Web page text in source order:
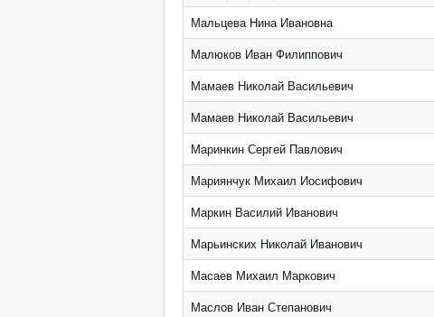
Мальцева Нина Ивановна
Малюков Иван Филиппович
Мамаев Николай Васильевич
Мамаев Николай Васильевич
Маринкин Сергей Павлович
Мариянчук Михаил Иосифович
Маркин Василий Иванович
Марьинских Николай Иванович
Масаев Михаил Маркович
Маслов Иван Степанович